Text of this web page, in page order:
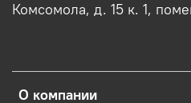
О компании
Комсомола, д. 15 к. 1,